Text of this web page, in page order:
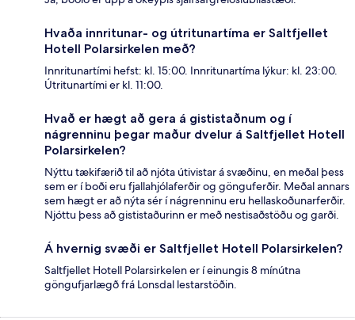
Hvaða innritunar- og útritunartíma er Saltfjellet
Hotell Polarsirkelen með?
Innritunartími hefst: kl. 15:00. Innritunartíma lýkur: kl. 23:00.
Útritunartími er kl. 11:00.
Hvað er hægt að gera á gististaðnum og í
nágrenninu þegar maður dvelur á Saltfjellet Hotell
Polarsirkelen?
Nýttu tækifærið til að njóta útivistar á svæðinu, en meðal þess
sem er í boði eru fjallahjólaferðir og gönguferðir. Meðal annars
sem hægt er að nýta sér í nágrenninu eru hellaskoðunarferðir.
Njóttu þess að gististaðurinn er með nestisaðstöðu og garði.
Á hvernig svæði er Saltfjellet Hotell Polarsirkelen?
Saltfjellet Hotell Polarsirkelen er í einungis 8 mínútna
göngufjarlægð frá Lonsdal lestarstöðin.